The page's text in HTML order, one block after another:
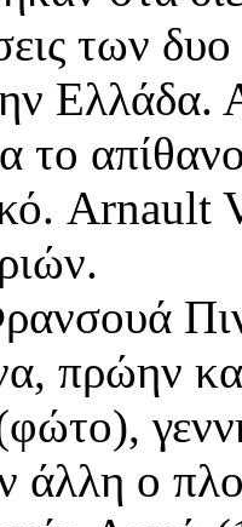
των
Ελλάδα.
το
Arnault
πρώην
ο